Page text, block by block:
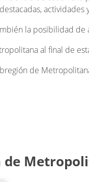
actividades
la posibilidad
al final de
de
de